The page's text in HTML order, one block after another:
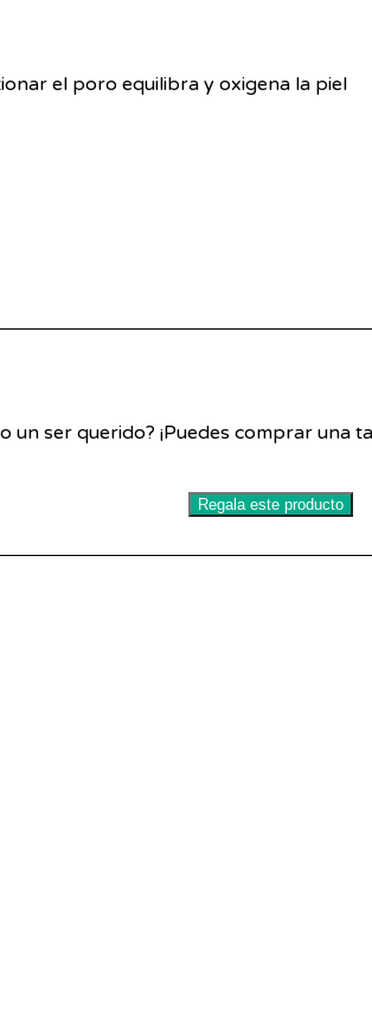
el poro equilibra y oxigena la piel
ser querido? ¡Puedes comprar una
Regala este producto